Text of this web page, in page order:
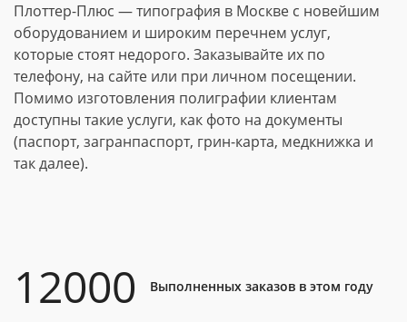
Плоттер-Плюс — типография в Москве с новейшим
оборудованием и широким перечнем услуг,
которые стоят недорого. Заказывайте их по
телефону, на сайте или при личном посещении.
Помимо изготовления полиграфии клиентам
доступны такие услуги, как фото на документы
(паспорт, загранпаспорт, грин-карта, медкнижка и
так далее).
12000 Выполненных заказов в этом году